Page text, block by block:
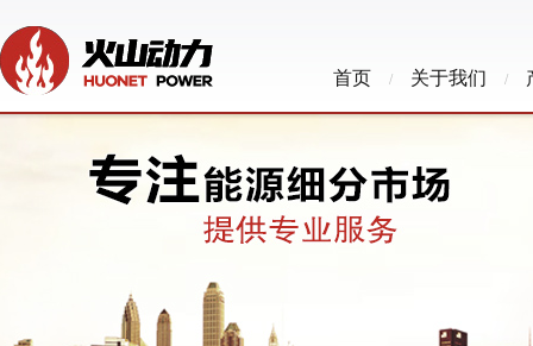
首页 / 关于我们 /